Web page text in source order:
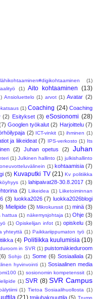
(1)
(1) Aito kohtaaminen (13)
Ansioluettelo (1) arvot (1) Avatar (2)
(1) Coaching (24) Coaching
(2) Esitykset (3) eSosionomi (28)
Googlen työkalut (2) Harjoittelu (7)
(2) ICT-vinkit (1) ihminen (1)
ja liikeideat (7) IPS-verkosto (1) Its
(2) Juhan opetus (2)
Juhan
(1) Julkinen hallinto (1) julkishallinto
(1) kohtaamisia (7)
(5) Kuvaputki TV (21) Kv politiikka
köyhyys (1) lahipaivat28-30.8.2017 (3)
(2) Liikeidea (1) Liiketoiminnan
(3) luokka2026 (7) luokka2026blogi
Mielipide (3) Mikrokurssit (1) minä (3)
hattua (1) näkemysjohtaja (1) Ohje (3)
(1) Opiskelijan infot (1) opiskelu (3)
yhteyttä (1) Paikkariippumaton työ (1)
(4) Politiikka kuulumisia (10)
in SVR (1) puistomäkieduroom
Sohjo (1) Some (6) Sosiaaliala (2)
hyvinvointi (1) Sosiaalinen media
(1) sosionomin kompetenssit (1)
(1) SVR (8) SVR Campus
(1) Tietoa Sosiaalihuollosta (1)
(21) tmijuhaknuuttila (5) Trump